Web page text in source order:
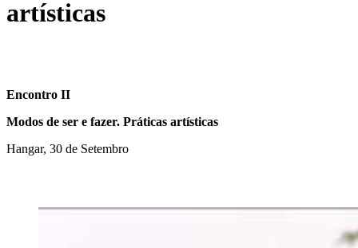
artísticas
Encontro II
Modos de ser e fazer. Práticas artísticas
Hangar, 30 de Setembro